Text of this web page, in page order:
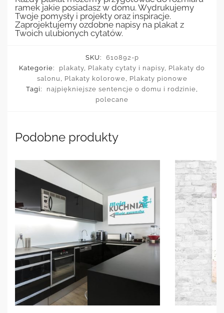
ramek jakie posiadasz w domu. Wydrukujemy
Twoje pomysły i projekty oraz inspiracje.
Zaprojektujemy ozdobne napisy na plakat z
Twoich ulubionych cytatów.
SKU:
610892-p
Kategorie:
plakaty Plakaty cytaty i napisy Plakaty do
salonu
Plakaty kolorowe
Plakaty pionowe
Tagi:
najpiękniejsze sentencje o domu i rodzinie
polecane
Podobne produkty